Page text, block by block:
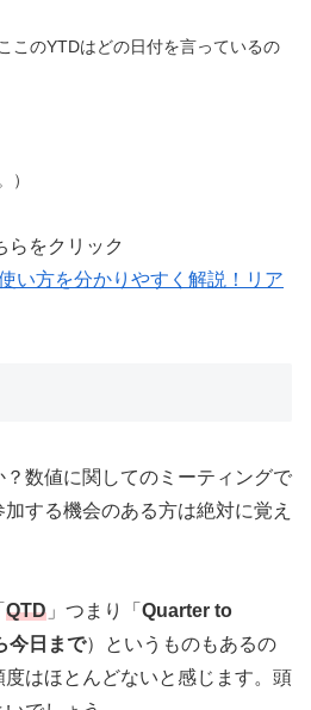
このYTDはどの日付を言っているの
）
らをクリック
い方を分かりやすく解説！リア
数値に関してのミーティングで
する機会のある方は絶対に覚え
QTD 」つまり「 Quarter to
今日まで）というものもあるの
はほとんどないと感じます。頭